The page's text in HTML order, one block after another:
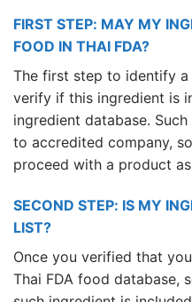
FIRST STEP: MAY MY
FOOD IN THAI FDA?
The first step to identify
verify if this ingredient is
ingredient database.
to accredited company,
proceed with a product
SECOND STEP: IS MY
LIST?
Once you verified that
Thai FDA food database,